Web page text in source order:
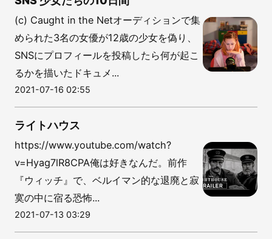
(c) Caught in the Netオーディションで集
められた3名の女優が12歳の少女を偽り、
SNSにプロフィールを投稿したら何が起こ
るかを描いたドキュメ...
2021-07-16 02:55
ライトハウス
https://www.youtube.com/watch?
v=Hyag7lR8CPA俺は好きなんだ。前作
『ウィッチ』で、ベルイマン的な退廃と寂
寞の中に宿る恐怖...
2021-07-13 03:29